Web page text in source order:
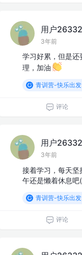
用户
3年前
学习好累，但是
理，加油
青训营-快乐出发
评论
用户
3年前
接着学习，每天
午还是懒着休息
青训营-快乐出发
评论